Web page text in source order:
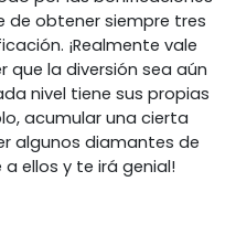
de obtener siempre tres
¡Realmente vale
que la diversión sea aún
nivel tiene sus propias
acumular una cierta
algunos diamantes de
ellos y te irá genial!